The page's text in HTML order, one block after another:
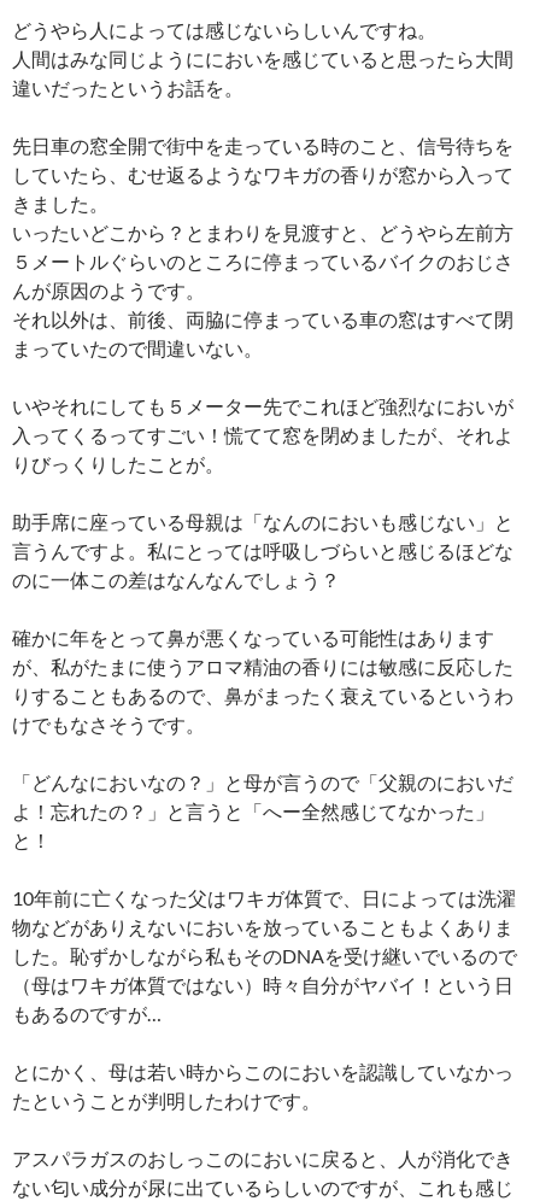
どうやら人によっては感じないらしいんですね。
人間はみな同じようににおいを感じていると思ったら大間
違いだったというお話を。
先日車の窓全開で街中を走っている時のこと、信号待ちを
していたら、むせ返るようなワキガの香りが窓から入って
きました。
いったいどこから？とまわりを見渡すと、どうやら左前方
５メートルぐらいのところに停まっているバイクのおじさ
んが原因のようです。
それ以外は、前後、両脇に停まっている車の窓はすべて閉
まっていたので間違いない。
いやそれにしても５メーター先でこれほど強烈なにおいが
入ってくるってすごい！慌てて窓を閉めましたが、それよ
りびっくりしたことが。
助手席に座っている母親は「なんのにおいも感じない」と
言うんですよ。私にとっては呼吸しづらいと感じるほどな
のに一体この差はなんなんでしょう？
確かに年をとって鼻が悪くなっている可能性はあります
が、私がたまに使うアロマ精油の香りには敏感に反応した
りすることもあるので、鼻がまったく衰えているというわ
けでもなさそうです。
「どんなにおいなの？」と母が言うので「父親のにおいだ
よ！忘れたの？」と言うと「へー全然感じてなかった」
と！
10年前に亡くなった父はワキガ体質で、日によっては洗濯
物などがありえないにおいを放っていることもよくありま
した。恥ずかしながら私もそのDNAを受け継いでいるので
（母はワキガ体質ではない）時々自分がヤバイ！という日
もあるのですが…
とにかく、母は若い時からこのにおいを認識していなかっ
たということが判明したわけです。
アスパラガスのおしっこのにおいに戻ると、人が消化でき
ない匂い成分が尿に出ているらしいのですが、これも感じ